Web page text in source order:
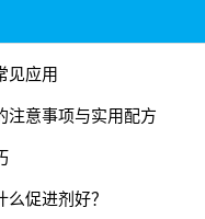
见应用
注意事项与实用配方
促进剂好？